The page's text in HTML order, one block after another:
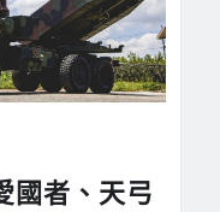
國者、天弓